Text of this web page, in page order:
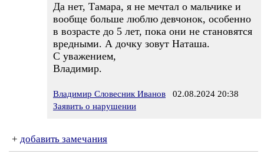
Да нет, Тамара, я не мечтал о мальчике и
вообще больше люблю девчонок, особенно
в возрасте до 5 лет, пока они не становятся
вредными. А дочку зовут Наташа.
С уважением,
Владимир.
Владимир Словесник Иванов 02.08.2024 20:38
Заявить о нарушении
+ добавить замечания